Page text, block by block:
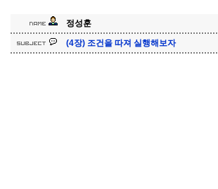
정성훈
(4장) 조건을 따져 실행해보자